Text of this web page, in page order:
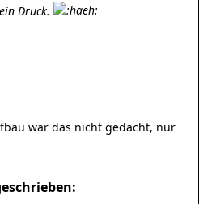
Druck.
war das nicht gedacht, nur